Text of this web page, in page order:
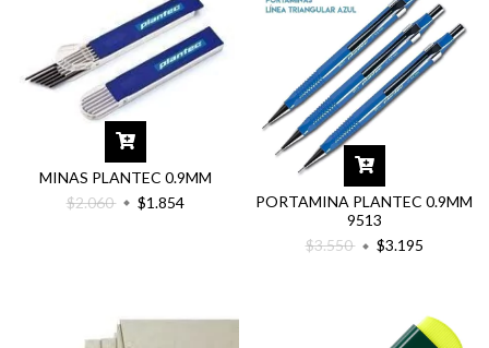
MINAS PLANTEC 0.9MM
$2.060
$1.854
PORTAMINA PLANTEC 0.9MM
9513
$3.550
$3.195